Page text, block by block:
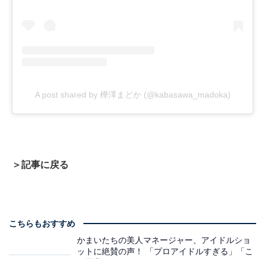
A post shared by 樺澤まどか (@kabasawa_madoka)
＞記事に戻る
こちらもおすすめ
かまいたちの美人マネージャー、アイドルショ
ットに絶賛の声！ 「プロアイドルすぎる」「こ